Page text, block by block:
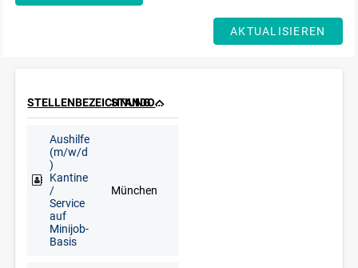
AKTUALISIEREN
STELLENBEZEICHNUNG STANDORT
Aushilfe
(m/w/d
)
Kantine
/
Service
auf
Minijob-
Basis
München